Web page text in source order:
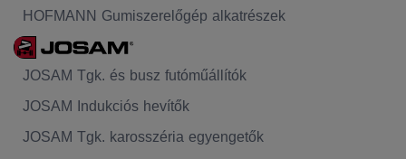
HOFMANN Gumiszerelőgép alkatrészek
JOSAM Tgk. és busz futóműállítók
JOSAM Indukciós hevítők
JOSAM Tgk. karosszéria egyengetők